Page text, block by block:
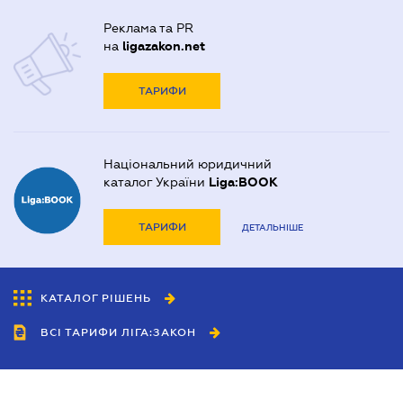
Реклама та PR
на ligazakon.net
ТАРИФИ
Національний юридичний
каталог України Liga:BOOK
ТАРИФИ ДЕТАЛЬНІШЕ
КАТАЛОГ РІШЕНЬ
ВСІ ТАРИФИ ЛІГА:ЗАКОН